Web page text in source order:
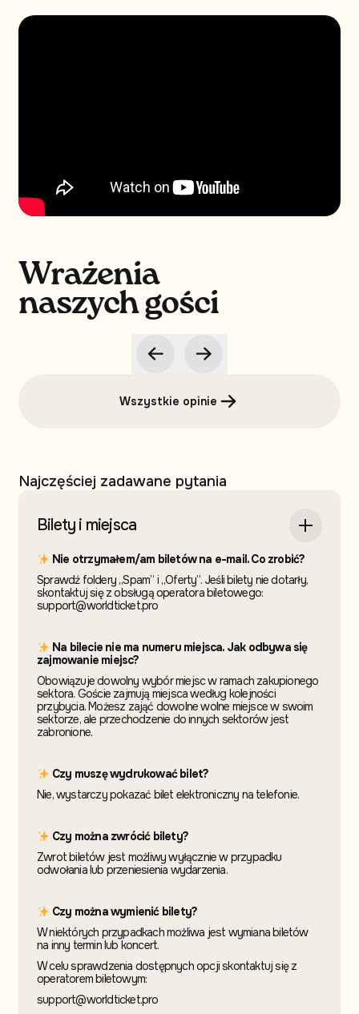
Wrażenia
naszych gości
Wszystkie opinie
Najczęściej zadawane pytania
Bilety i miejsca
Nie otrzymałem/am biletów na e-mail. Co zrobić?
Sprawdź foldery „Spam” i „Oferty”. Jeśli bilety nie dotarły,
skontaktuj się z obsługą operatora biletowego:
support@worldticket.pro
Na bilecie nie ma numeru miejsca. Jak odbywa się
zajmowanie miejsc?
Obowiązuje dowolny wybór miejsc w ramach zakupionego
sektora. Goście zajmują miejsca według kolejności
przybycia. Możesz zająć dowolne wolne miejsce w swoim
sektorze, ale przechodzenie do innych sektorów jest
zabronione.
Czy muszę wydrukować bilet?
Nie, wystarczy pokazać bilet elektroniczny na telefonie.
Czy można zwrócić bilety?
Zwrot biletów jest możliwy wyłącznie w przypadku
odwołania lub przeniesienia wydarzenia.
Czy można wymienić bilety?
W niektórych przypadkach możliwa jest wymiana biletów
na inny termin lub koncert.
W celu sprawdzenia dostępnych opcji skontaktujsię z
operatorem biletowym:
support@worldticket.pro